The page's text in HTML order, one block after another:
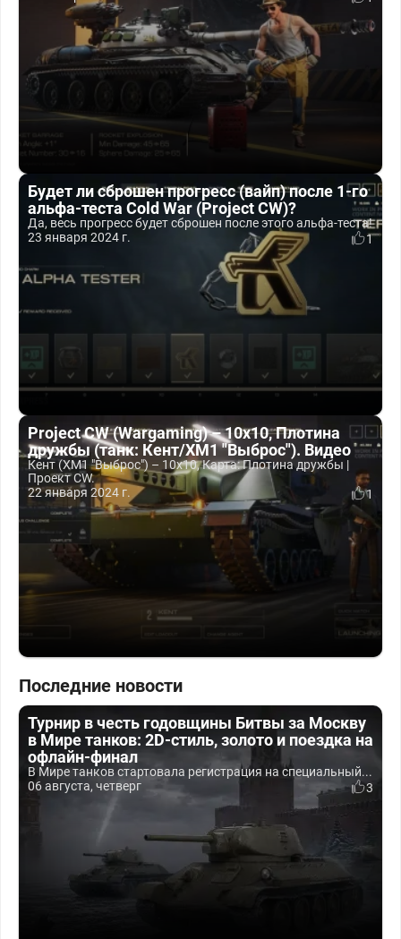
Будет ли сброшен прогресс (вайп) после 1-го
альфа-теста Cold War (Project CW)?
Да, весь прогресс будет сброшен после этого альфа-теста!
23 января 2024 г.
1
Project CW (Wargaming) – 10х10, Плотина
дружбы (танк: Кент/ХМ1 "Выброс"). Видео
Кент (ХМ1 "Выброс") – 10х10, Карта: Плотина дружбы |
Проект CW.
22 января 2024 г.
1
Последние новости
Турнир в честь годовщины Битвы за Москву
в Мире танков: 2D-стиль, золото и поездка на
офлайн-финал
В Мире танков стартовала регистрация на специальный...
06 августа, четверг
3